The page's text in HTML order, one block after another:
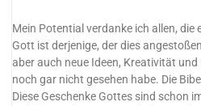
Mein Potential verdanke ich allen, die
Gott ist derjenige, der dies
aber auch neue Ideen, Kreativität
noch gar nicht gesehen habe. Die
Diese Geschenke Gottes sind schon